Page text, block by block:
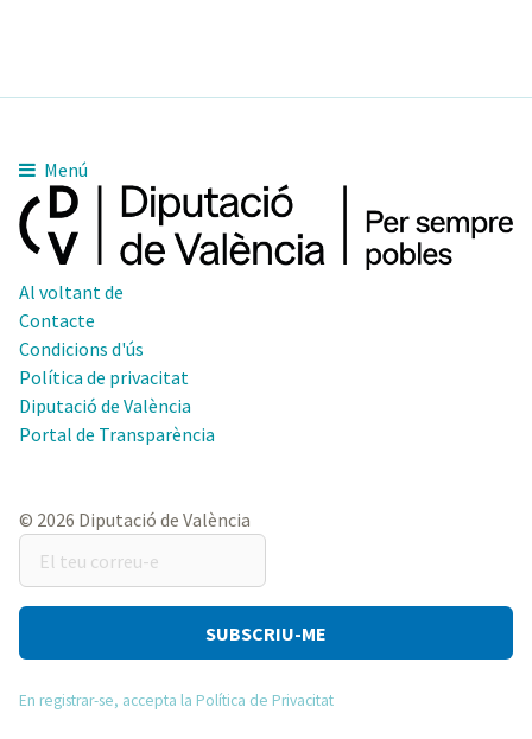
Menú
Al voltant de
Contacte
Condicions d'ús
Política de privacitat
Diputació de València
Portal de Transparència
© 2026 Diputació de València
teu
correu-
En registrar-se, accepta la Política de Privacitat